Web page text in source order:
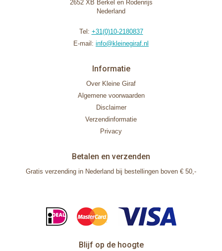
2652 XB Berkel en Rodenrijs
Nederland
Tel: +31(0)10-2180837
E-mail: info@kleinegiraf.nl
Informatie
Over Kleine Giraf
Algemene voorwaarden
Disclaimer
Verzendinformatie
Privacy
Betalen en verzenden
Gratis verzending in Nederland bij bestellingen boven € 50,-
Blijf op de hoogte